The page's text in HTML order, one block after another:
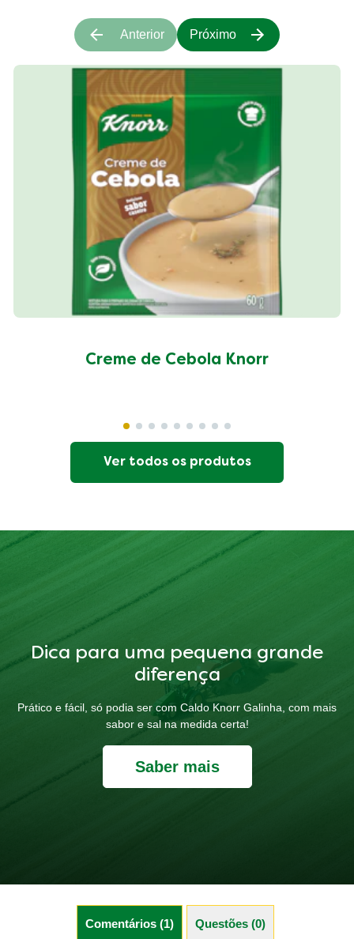
Creme de Cebola Knorr
Anterior Próximo
Ver todos os produtos
Dica para uma pequena grande
diferença
Prático e fácil, só podia ser com Caldo Knorr Galinha, com mais
sabor e sal na medida certa!
Saber mais
Comentários (1) Questões (0)